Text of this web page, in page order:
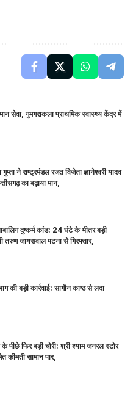
सेवा, गुमगराकला प्राथमिक स्वास्थ्य केंद्र में
गुप्ता ने राष्ट्रमंडल रजत विजेता ज्ञानेश्वरी यादव
का बढ़ाया मान,
दुष्कर्म कांड: 24 घंटे के भीतर बड़ी
तरुण जायसवाल पटना से गिरफ्तार,
की बड़ी कार्रवाई: सागौन काष्ठ से लदा
पीछे फिर बड़ी चोरी: श्री श्याम जनरल स्टोर
सामान पार,